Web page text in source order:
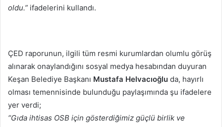
oldu.” ifadelerini kullandı.
ÇED raporunun, ilgili tüm resmi kurumlardan olumlu görüş
alınarak onaylandığını sosyal medya hesabından duyuran
Keşan Belediye Başkanı Mustafa Helvacıoğlu da, hayırlı
olması temennisinde bulunduğu paylaşımında şu ifadelere
yer verdi;
“Gıda ihtisas OSB için gösterdiğimiz güçlü birlik ve